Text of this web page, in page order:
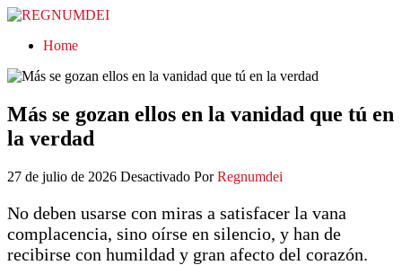
REGNUMDEI
Home
Más se gozan ellos en la vanidad que tú en
la verdad
27 de julio de 2026 Desactivado Por Regnumdei
No deben usarse con miras a satisfacer la vana
complacencia, sino oírse en silencio, y han de
recibirse con humildad y gran afecto del corazón.